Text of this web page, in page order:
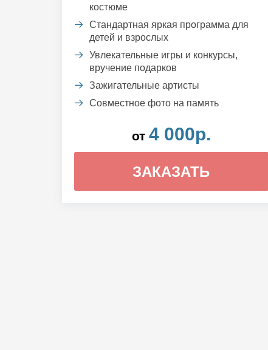
костюме
Стандартная яркая программа для
детей и взрослых
Увлекательные игры и конкурсы,
вручение подарков
Зажигательные артисты
Совместное фото на память
от 4 000р.
ЗАКАЗАТЬ